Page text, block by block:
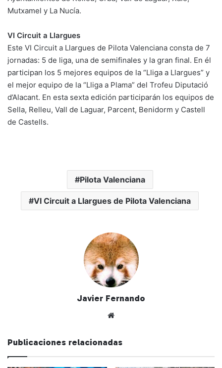
Mutxamel y La Nucía.
VI Circuit a Llargues
Este VI Circuit a Llargues de Pilota Valenciana consta de 7
jornadas: 5 de liga, una de semifinales y la gran final. En él
participan los 5 mejores equipos de la “Lliga a Llargues” y
el mejor equipo de la “Lliga a Plama” del Trofeu Diputació
d’Alacant. En esta sexta edición participarán los equipos de
Sella, Relleu, Vall de Laguar, Parcent, Benidorm y Castell
de Castells.
Pilota Valenciana
VI Circuit a Llargues de Pilota Valenciana
Javier Fernando
we
Publicaciones relacionadas